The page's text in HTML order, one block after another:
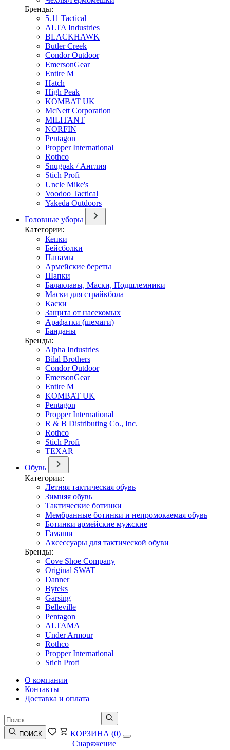
Бренды:
5.11 Tactical
ALTA Industries
BLACKHAWK
Butler Creek
Condor Outdoor
EmersonGear
Entire M
Hatch
High Peak
KOMBAT UK
McNett Corporation
MILITANT
NORFIN
Pentagon
Propper International
Rothco
Snugpak / Англия
Stich Profi
Uncle Mike's
Voodoo Tactical
Yakeda Outdoors
Головные уборы
Категории:
Кепки
Бейсболки
Панамы
Армейские береты
Шапки
Балаклавы, Маски, Подшлемники
Маски для страйкбола
Каски
Защита от насекомых
Арафатки (шемаги)
Банданы
Бренды:
Alpha Industries
Bilal Brothers
Condor Outdoor
EmersonGear
Entire M
KOMBAT UK
Pentagon
Propper International
R & B Distributing Co., Inc.
Rothco
Stich Profi
TEXAR
Обувь
Категории:
Летняя тактическая обувь
Зимняя обувь
Тактические ботинки
Мембранные ботинки и непромокаемая обувь
Ботинки армейские мужские
Гамаши
Аксессуары для тактической обуви
Бренды:
Cove Shoe Company
Original SWAT
Danner
Byteks
Garsing
Belleville
Pentagon
ALTAMA
Under Armour
Rothco
Propper International
Stich Profi
О компании
Контакты
Доставка и оплата
ПОИСК КОРЗИНА (0)
Снаряжение